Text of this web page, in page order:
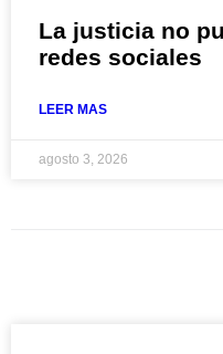
La justicia no
redes sociales
LEER MAS
agosto 3, 2026